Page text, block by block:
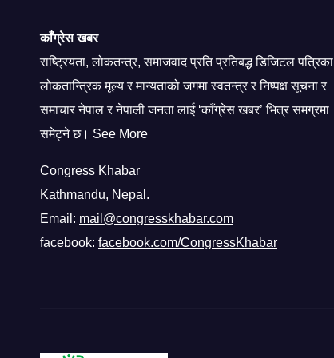
काँग्रेस खबर
राष्ट्रियता, लोकतन्त्र, समाजवाद प्रति प्रतिबद्ध डिजिटल पत्रिका
लोकतान्त्रिक मूल्य र मान्यताको जगमा स्वतन्त्र र निष्पक्ष सूचना र
समाचार नेपाल र नेपाली जनता लाई ‘काँग्रेस खबर’ भित्र समग्रमा
समेट्ने छ। See More
Congress Khabar
Kathmandu, Nepal.
Email: mail@congresskhabar.com
facebook: facebook.com/CongressKhabar